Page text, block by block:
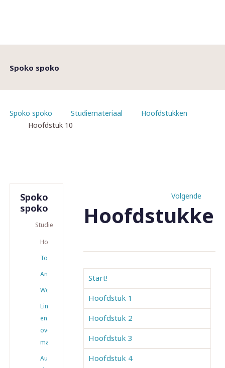
Spoko spoko
Spoko spoko Studiemateriaal
Hoofdstukken
Hoofdstuk 10
Spoko
spoko
Studiemateriaal
Hoofdstukken
Toetsen
Antwoorden
Woordenlijsten
Links
en
overig
materiaal
Audio
Volgende
Start!
Hoofdstuk 1
Hoofdstuk 2
Hoofdstuk 3
Hoofdstuk 4